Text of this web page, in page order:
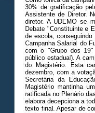
30% de gratificação
Assistente de Diretor.
diretor. A UDEMO se
Debate "Constituinte e
de escola,
Campanha Salarial do
com o "Grupo dos 19"
público estadual). A
do Magistério. Esta
dezembro, com a
Secretária da
Magistério mantinha
ratificada no Plenário
elabora decepciona a
texto final. Apesar de